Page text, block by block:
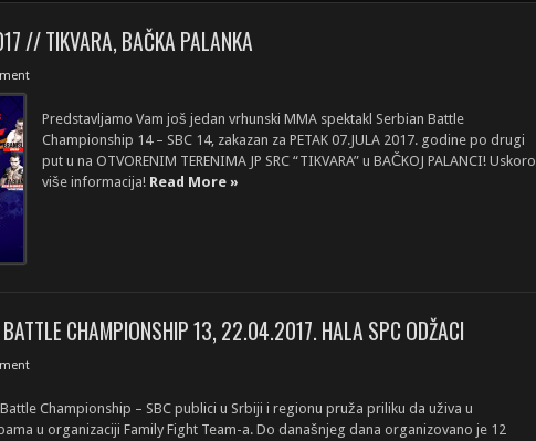
// TIKVARA, BAČKA PALANKA
Predstavljamo Vam još jedan vrhunski MMA spektakl Serbian Battle
Championship 14 – SBC 14, zakazan za PETAK 07.JULA 2017. godine po drugi
put u na OTVORENIM TERENIMA JP SRC “TIKVARA” u BAČKOJ PALANCI! Uskoro
više informacija! Read More »
CHAMPIONSHIP 13, 22.04.2017. HALA SPC ODŽACI
Championship – SBC publici u Srbiji i regionu pruža priliku da uživa u
u organizaciji Family Fight Team-a. Do današnjeg dana organizovano je 12